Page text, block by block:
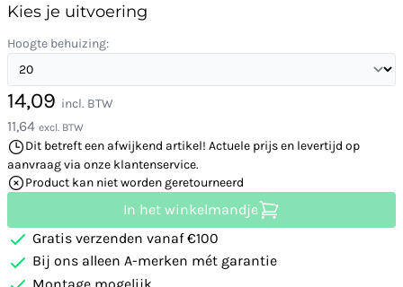
Kies je uitvoering
Hoogte behuizing:
14,09 incl. BTW
11,64 excl. BTW
Dit betreft een afwijkend artikel! Actuele prijs en levertijd op
aanvraag via onze klantenservice.
Product kan niet worden geretourneerd
In het winkelmandje
Gratis verzenden vanaf €100
Bij ons alleen A-merken mét garantie
Montage mogelijk